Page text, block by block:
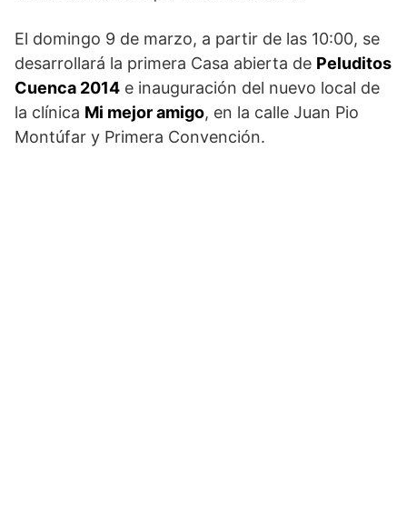
El domingo 9 de marzo, a partir de las 10:00, se
desarrollará la primera Casa abierta de Peluditos
Cuenca 2014 e inauguración del nuevo local de
la clínica Mi mejor amigo, en la calle Juan Pio
Montúfar y Primera Convención.